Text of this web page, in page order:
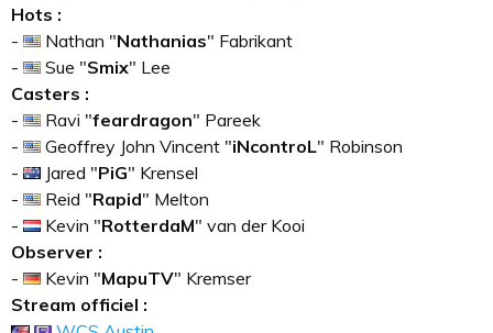
Hots :
-
Nathan "Nathanias" Fabrikant
-
Sue "Smix" Lee
Casters :
-
Ravi "feardragon" Pareek
-
Geoffrey John Vincent "iNcontroL" Robinson
-
Jared "PiG" Krensel
-
Reid "Rapid" Melton
-
Kevin "RotterdaM" van der Kooi
Observer :
-
Kevin "MapuTV" Kremser
Stream officiel :